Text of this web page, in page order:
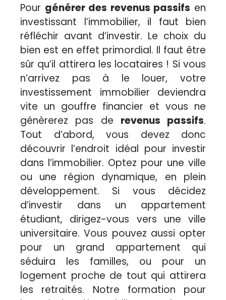
Pour générer des revenus passifs en
investissant l’immobilier, il faut bien
réfléchir avant d’investir. Le choix du
bien est en effet primordial. Il faut être
sûr qu’il attirera les locataires ! Si vous
n’arrivez pas à le louer, votre
investissement immobilier deviendra
vite un gouffre financier et vous ne
génèrerez pas de revenus passifs.
Tout d’abord, vous devez donc
découvrir l’endroit idéal pour investir
dans l’immobilier. Optez pour une ville
ou une région dynamique, en plein
développement. Si vous décidez
d’investir dans un appartement
étudiant, dirigez-vous vers une ville
universitaire. Vous pouvez aussi opter
pour un grand appartement qui
séduira les familles, ou pour un
logement proche de tout qui attirera
les retraités. Notre formation pour